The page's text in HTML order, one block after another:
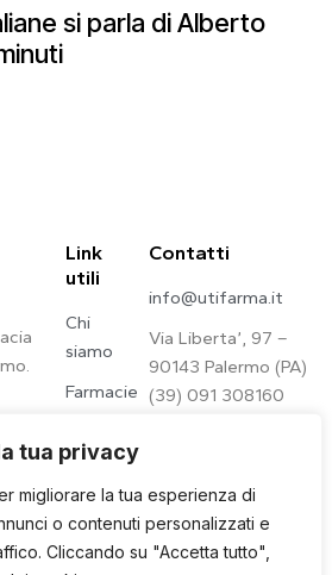
tua privacy
migliorare la tua esperienza di
o contenuti personalizzati e
Cliccando su "Accetta tutto",
si parla di Alberto
Link
utili
Chi
siamo
Farmacie
Policy
Contatti
info@utifarma.it
Via Liberta’, 97 –
90143 Palermo (PA)
(39) 091 308160